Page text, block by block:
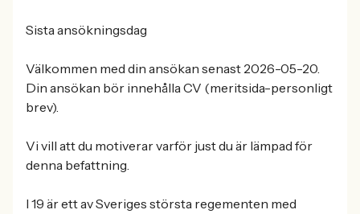
Sista ansökningsdag
Välkommen med din ansökan senast 2026-05-20.
Din ansökan bör innehålla CV (meritsida-personligt
brev).
Vi vill att du motiverar varför just du är lämpad för
denna befattning.
I 19 är ett av Sveriges största regementen med